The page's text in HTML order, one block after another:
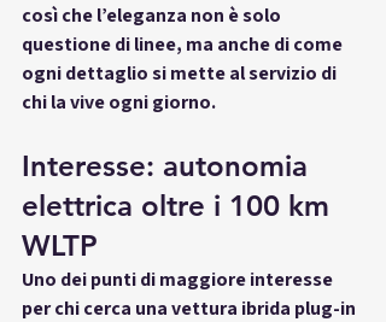
così che l’eleganza non è solo
questione di linee, ma anche di come
ogni dettaglio si mette al servizio di
chi la vive ogni giorno.
Interesse: autonomia
elettrica oltre i 100 km
WLTP
Uno dei punti di maggiore interesse
per chi cerca una vettura ibrida plug-in